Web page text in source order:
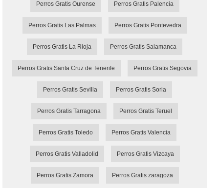
Perros Gratis Ourense Perros Gratis Palencia
Perros Gratis Las Palmas Perros Gratis Pontevedra
Perros Gratis La Rioja Perros Gratis Salamanca
Perros Gratis Santa Cruz de Tenerife Perros Gratis Segovia
Perros Gratis Sevilla Perros Gratis Soria
Perros Gratis Tarragona Perros Gratis Teruel
Perros Gratis Toledo Perros Gratis Valencia
Perros Gratis Valladolid Perros Gratis Vizcaya
Perros Gratis Zamora Perros Gratis zaragoza